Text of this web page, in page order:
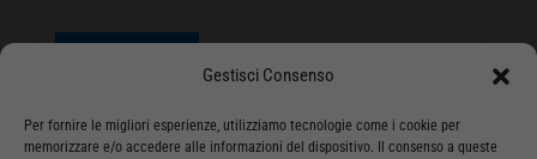
Gestisci Consenso
Per fornire le migliori esperienze, utilizziamo tecnologie come i cookie per
memorizzare e/o accedere alle informazioni del dispositivo. Il consenso a queste